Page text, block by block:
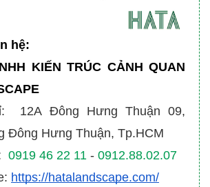
hệ:
KIẾN TRÚC CẢNH QUAN
12A Đông Hưng Thuận 09,
Đông Hưng Thuận, Tp.HCM
0919 46 22 11 - 0912.88.02.07
https://hatalandscape.com/